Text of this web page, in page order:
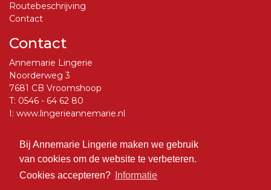
Bij Annemarie Lingerie maken we gebruik
van cookies om de website te verbeteren.
Cookies accepteren?
Informatie
Routebeschrijving
Contact
Contact
Annemarie Lingerie
Noorderweg 3
7681 CB Vroomshoop
T: 0546 - 64 62 80
I: www.lingerieannemarie.nl
Social Media
Volg ons op Facebook